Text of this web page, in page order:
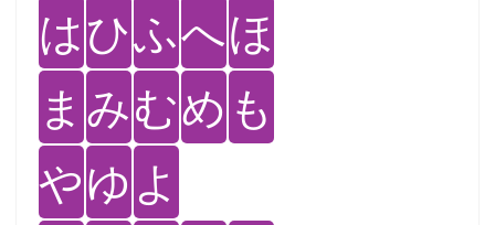
はひふへほ
ま みむめ も
やゆ よ